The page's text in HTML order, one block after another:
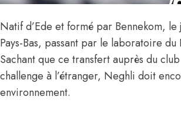
Natif d’Ede et formé par Bennekom, le
Pays-Bas, passant par le laboratoire
Sachant que ce transfert auprès du
challenge à l’étranger, Neghli doit
environnement.